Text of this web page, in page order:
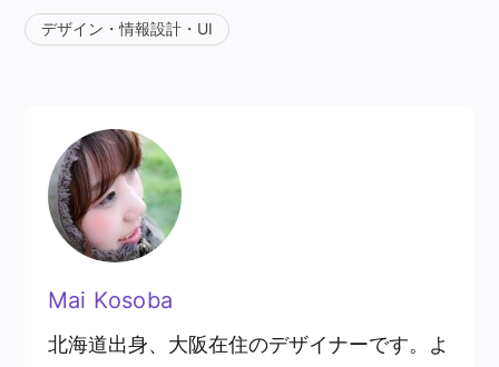
デザイン・情報設計・UI
Mai Kosoba
北海道出身、大阪在住のデザイナーです。よ